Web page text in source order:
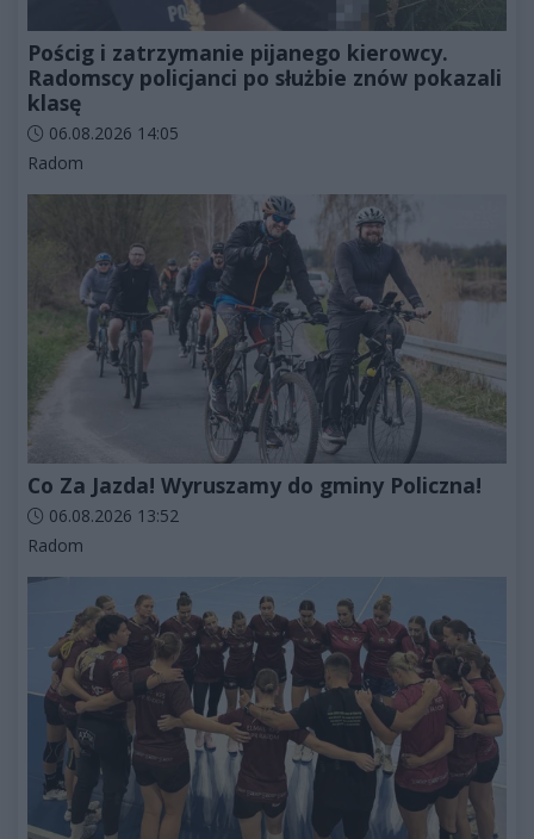
Pościg i zatrzymanie pijanego kierowcy.
Radomscy policjanci po służbie znów pokazali
klasę
Data dodania artykułu:
06.08.2026 14:05
Kategorie artykułu:
Radom
Co Za Jazda! Wyruszamy do gminy Policzna!
Data dodania artykułu:
06.08.2026 13:52
Kategorie artykułu:
Radom